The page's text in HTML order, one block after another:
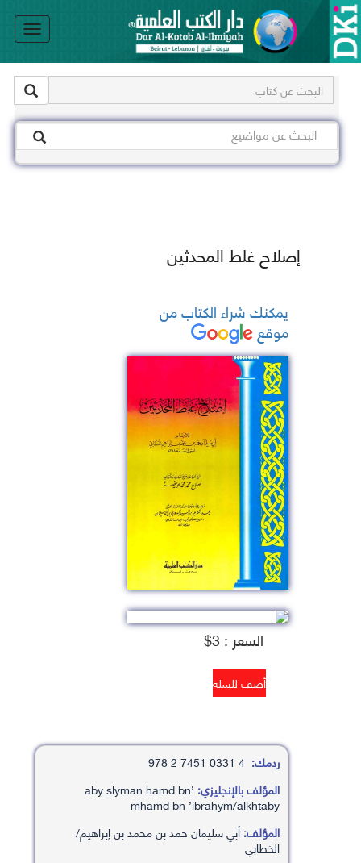
إصلاح غلط المحدثين
يمكنك شراء الكتاب من
موقع
السعر : 3$
ردمك:
المؤلف بالإنجليزي: ’aby slyman hamd bn
mhamd bn ’ibrahym/alkhtaby
المؤلف:أبي سليمان حمد بن محمد بن إبراهيم/
الخطابي